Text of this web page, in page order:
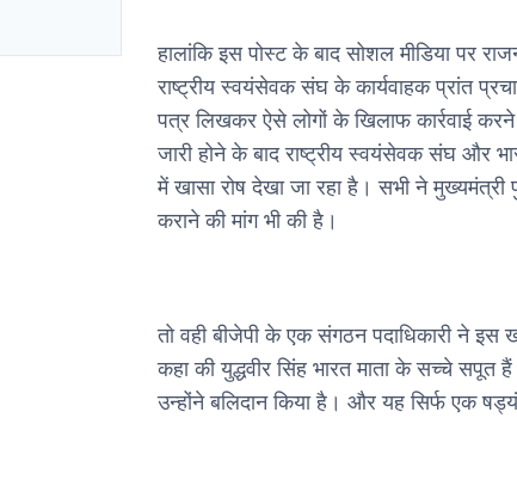
ar
हालांकि इस पोस्ट के बाद सोशल मीडिया पर
राष्ट्रीय स्वयंसेवक संघ के कार्यवाहक प्रांत
पत्र लिखकर ऐसे लोगों के खिलाफ कार्रवाई करने
जारी होने के बाद राष्ट्रीय स्वयंसेवक संघ और
में खासा रोष देखा जा रहा है। सभी ने
कराने की मांग भी की है।
तो वही बीजेपी के एक संगठन पदाधिकारी ने इस
कहा की युद्धवीर सिंह भारत माता के सच्चे
उन्होंने बलिदान किया है। और यह सिर्फ एक